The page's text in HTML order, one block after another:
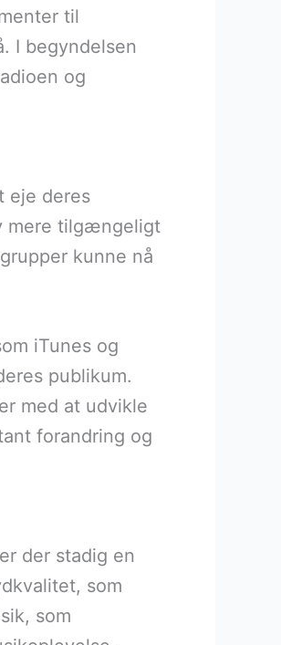
til
I begyndelsen
og
eje deres
mere tilgængeligt
kunne nå
iTunes og
publikum.
med at udvikle
forandring og
der stadig en
som
som